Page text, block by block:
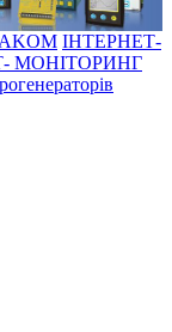
ІНТЕРНЕТ-
МОНІТОРИНГ